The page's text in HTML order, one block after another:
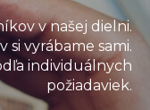
v našej dielni.
si vyrábame sami.
individuálnych
požiadaviek.